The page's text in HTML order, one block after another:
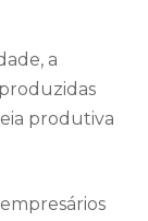
a
produtiva